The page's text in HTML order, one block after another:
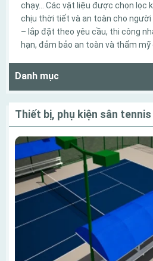
chạy… Các vật liệu được chọn lọc
chịu thời tiết và an toàn cho người
– lắp đặt theo yêu cầu, thi công
hạn, đảm bảo an toàn và thẩm
Danh mục
Thiết bị, phụ kiện sân tennis